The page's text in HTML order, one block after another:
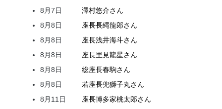
8月7日
澤村悠介さん
8月8日
座長長縄龍郎さん
8月8日
座長浅井海斗さん
8月8日
座長里見龍星さん
8月8日
総座長春駒さん
8月8日
若座長兜獅子丸さん
8月11日
座長博多家桃太郎さん